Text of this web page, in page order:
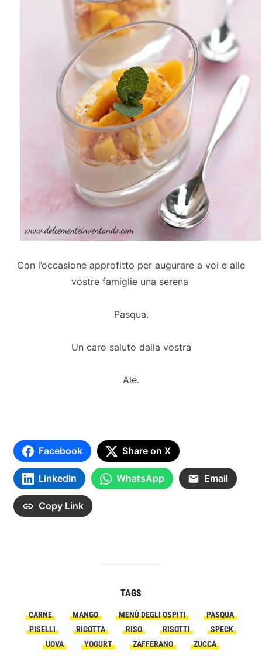
Con l’occasione approfitto per augurare a voi e alle
vostre famiglie una serena
Pasqua.
Un caro saluto dalla vostra
Ale.
Facebook Share on X
LinkedIn WhatsApp Email
Copy Link
TAGS
CARNE MANGO MENÙ DEGLI OSPITI
PASQUA
PISELLI
RICOTTA RISO RISOTTI
SPECK
UOVA
YOGURT ZAFFERANO ZUCCA